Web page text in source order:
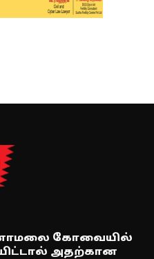
கோவையில்
அதற்கான